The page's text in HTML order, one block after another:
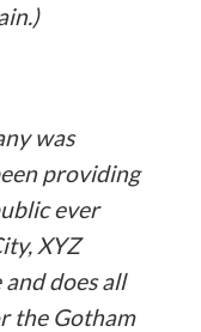
was
providing
ever
XYZ
does all
the Gotham